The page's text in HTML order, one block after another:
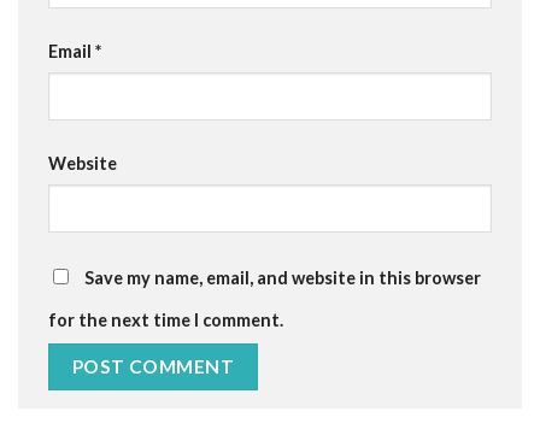
Email *
Website
Save my name, email, and website in this browser
for the next time I comment.